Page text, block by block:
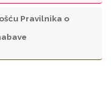
Pravilnika o